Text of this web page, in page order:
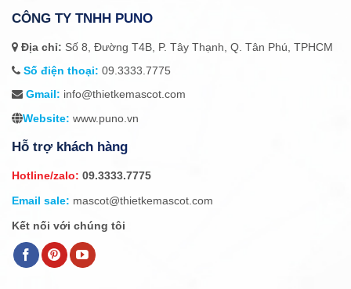
CÔNG TY TNHH PUNO
Địa chỉ: Số 8, Đường T4B, P. Tây Thạnh, Q. Tân Phú, TPHCM
Số điện thoại: 09.3333.7775
Gmail: info@thietkemascot.com
Website: www.puno.vn
Hỗ trợ khách hàng
Hotline/zalo: 09.3333.7775
Email sale: mascot@thietkemascot.com
Kết nối với chúng tôi